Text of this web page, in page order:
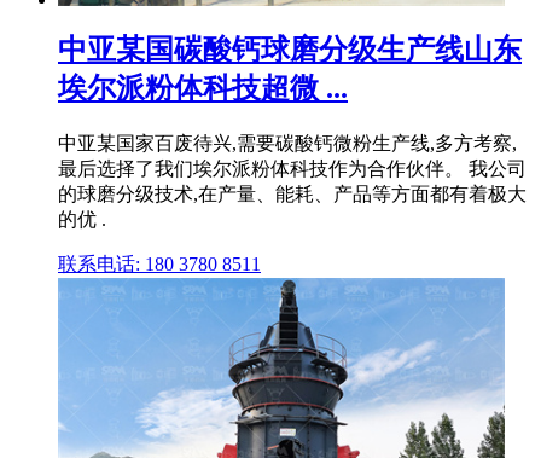
中亚某国碳酸钙球磨分级生产线山东
埃尔派粉体科技超微 ...
中亚某国家百废待兴,需要碳酸钙微粉生产线,多方考察,
最后选择了我们埃尔派粉体科技作为合作伙伴。 我公司
的球磨分级技术,在产量、能耗、产品等方面都有着极大
的优 .
联系电话: 180 3780 8511